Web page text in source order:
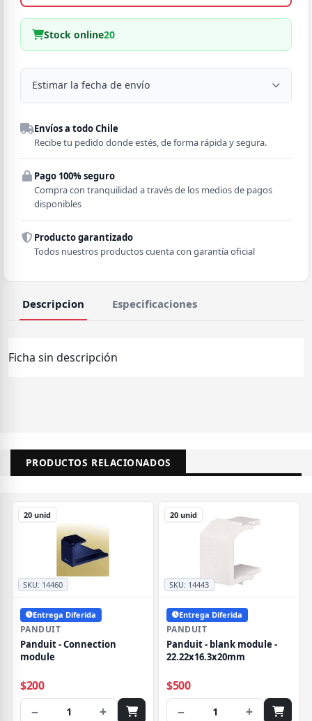
Stock online20
Estimar la fecha de envío
Despacho a domicilio
Región
Comuna
Envíos a todo Chile
Recibe tu pedido donde estés, de forma rápida y segura.
Pago 100% seguro
Compra con tranquilidad a través de los medios de pagos
disponibles
Producto garantizado
Todos nuestros productos cuenta con garantía oficial
Descripcion Especificaciones
Ficha sin descripción
PRODUCTOS RELACIONADOS
SKU: 14460
20 unid
Entrega Diferida
PANDUIT
Panduit - Connection
module
$200
− 1 +
SKU: 14443
20 unid
Entrega Diferida
PANDUIT
Panduit - blank module -
22.22x16.3x20mm
$500
− 1 +